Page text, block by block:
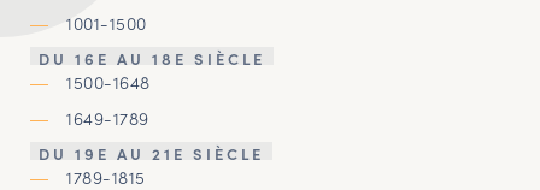
1001-1500
DU 16E AU 18E SIÈCLE
1500-1648
1649-1789
DU 19E AU 21E SIÈCLE
1789-1815